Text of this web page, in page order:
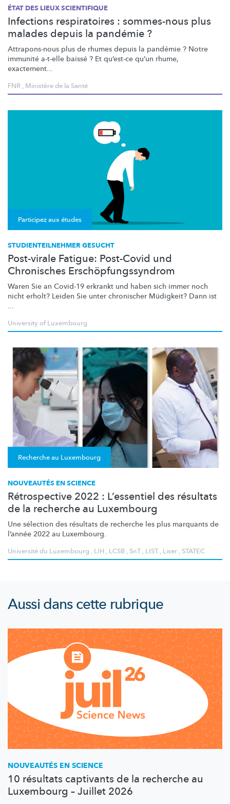
ÉTAT DES LIEUX SCIENTIFIQUE
Infections respiratoires : sommes-nous plus
malades depuis la pandémie ?
Attrapons-nous plus de rhumes depuis la pandémie ? Notre
immunité a-t-elle baissé ? Et qu’est-ce qu’un rhume,
exactement...
FNR , Ministère de la Santé
Participez aux études
STUDIENTEILNEHMER GESUCHT
Post-virale Fatigue: Post-Covid und
Chronisches Erschöpfungssyndrom
Waren Sie an Covid-19 erkrankt und haben sich immer noch
nicht erholt? Leiden Sie unter chronischer Müdigkeit? Dann ist
...
University of Luxembourg
Recherche au Luxembourg
NOUVEAUTÉS EN SCIENCE
Rétrospective 2022 : L’essentiel des résultats
de la recherche au Luxembourg
Une sélection des résultats de recherche les plus marquants de
l’année 2022 au Luxembourg.
Université du Luxembourg , LIH , LCSB , SnT, LIST, Liser , STATEC
Aussi dans cette rubrique
NOUVEAUTÉS EN SCIENCE
10 résultats captivants de la recherche au
Luxembourg – Juillet 2026